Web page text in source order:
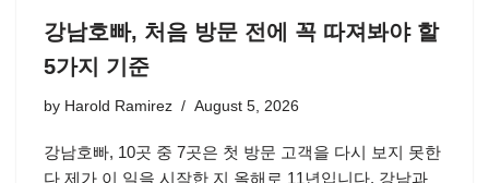
강남호빠, 처음 방문 전에 꼭 따져봐야 할
5가지 기준
by Harold Ramirez August 5, 2026
강남호빠, 10곳 중 7곳은 첫 방문 고객을 다시 보지 못한
다 제가 이 일을 시작한 지 올해로 11년입니다. 강남과